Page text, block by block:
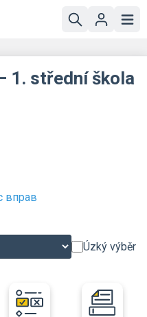
вправ
Úzký výběr
1. střední škola